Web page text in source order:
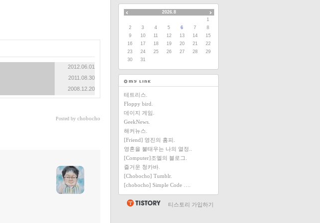
2012.06.01
2011.08.30
2008.12.20
Posted by chobocho
2026.8
1
2
3 4 5 6 7
8
9
10 11 12 13 14
15
16
17 18 19 20 21
22
23
24 25 26 27 28
29
30
31
테트리스.
Floppy bird.
데이지 게임.
GeekNews.
해커뉴스.
[Friend] 영진의 홈피.
영혼을 불태우는 나의 열정..
[Computer]조엘의 블로그.
즐거운 청카바.
[Chobocho] Tumblr.
[chobocho] Simple Code ….
티스토리 가입하기